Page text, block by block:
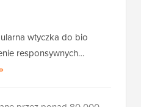
wtyczka do bio
responsywnych…
Simple Author Box
»